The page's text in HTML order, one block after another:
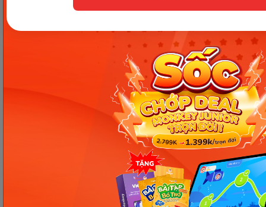
thứ tiếng cùng lúc có thể xảy ra nhưng ba mẹ
Monkey đã giúp ba mẹ thấy được những lợi ích khi
học ngoại ngữ sớm và những phương pháp,
nguyên tắc quan trọng để học nhiều ngôn ngữ
mới hiệu quả. Quan trọng nhất là sự đồng hành và
khuyến khích của ba mẹ để trẻ duy trì việc học
một cách đầy hứng thú giúp con mở rộng kiến
thức một cách tự nhiên. Monkey hy vọng những
chia sẻ trên đã phần nào giảm bớt sự lo lắng cũng
như khó khăn trong việc dạy bé học nhiều ngôn